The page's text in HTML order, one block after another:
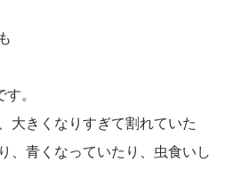
。
大きくなりすぎて割れていた
、青くなっていたり、虫食いし